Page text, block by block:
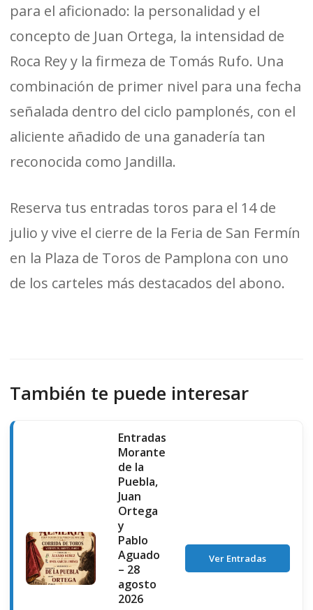
para el aficionado: la personalidad y el
concepto de Juan Ortega, la intensidad de
Roca Rey y la firmeza de Tomás Rufo. Una
combinación de primer nivel para una fecha
señalada dentro del ciclo pamplonés, con el
aliciente añadido de una ganadería tan
reconocida como Jandilla.
Reserva tus entradas toros para el 14 de
julio y vive el cierre de la Feria de San Fermín
en la Plaza de Toros de Pamplona con uno
de los carteles más destacados del abono.
También te puede interesar
Entradas
Morante
de la
Puebla,
Juan
Ortega
y
Pablo
Aguado
– 28
agosto
2026
Ver Entradas